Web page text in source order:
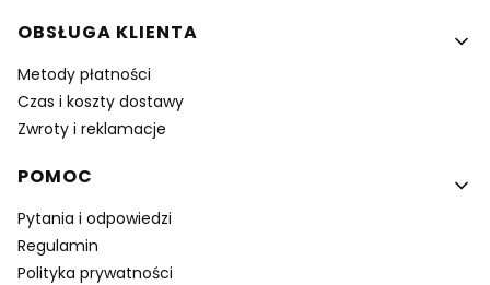
OBSŁUGA KLIENTA
Metody płatności
Czas i koszty dostawy
Zwroty i reklamacje
POMOC
Pytania i odpowiedzi
Regulamin
Polityka prywatności